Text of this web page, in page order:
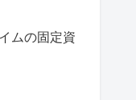
ムの固定資